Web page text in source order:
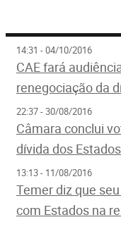
14:31 - 04/10/2016
CAE fará
renegociação da
22:37 - 30/08/2016
Câmara conclui
dívida dos Estados
13:13 - 11/08/2016
Temer diz que
com Estados na